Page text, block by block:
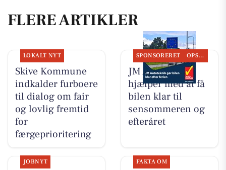
FLERE ARTIKLER
LOKALT NYT
Skive Kommune
indkalder furboere
til dialog om fair
og lovlig fremtid
for
færgeprioritering
SPONSORERET OPSLAGSTAVLEN
JM Autoteknik
hjælper med at få
bilen klar til
sensommeren og
efteråret
JOBNYT FAKTA OM